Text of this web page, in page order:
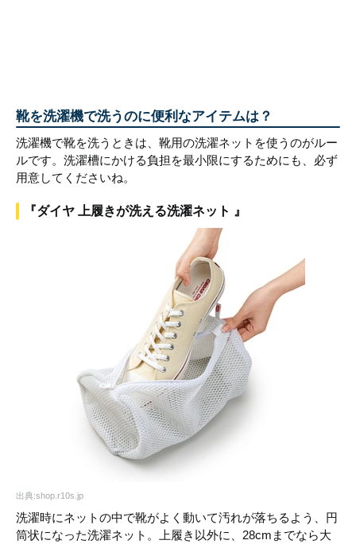
靴を洗濯機で洗うのに便利なアイテムは？
洗濯機で靴を洗うときは、靴用の洗濯ネットを使うのがルー
ルです。洗濯槽にかける負担を最小限にするためにも、必ず
用意してくださいね。
『ダイヤ 上履きが洗える洗濯ネット 』
出典:shop.r10s.jp
洗濯時にネットの中で靴がよく動いて汚れが落ちるよう、円
筒状になった洗濯ネット。上履き以外に、28cmまでなら大